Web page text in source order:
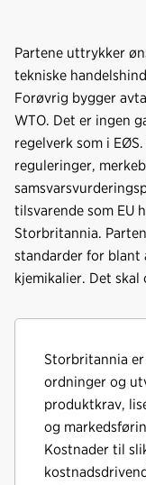
Partene uttrykker
tekniske
Forøvrig bygger
WTO. Det er ingen
regelverk som i
reguleringer,
tilsvarende som EU
Storbritannia.
standarder for blant
kjemikalier. Det skal
Storbritannia er
ordninger og
produktkrav,
og
Kostnader til